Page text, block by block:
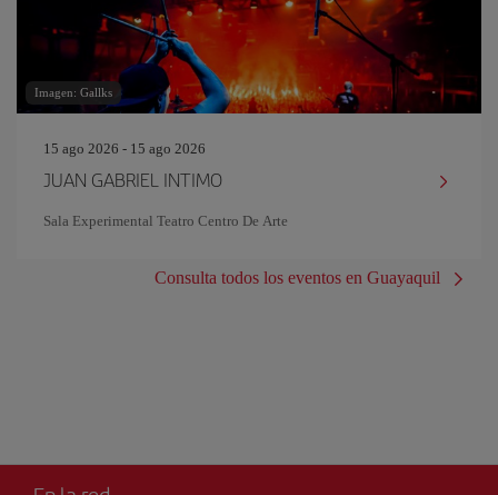
Imagen: Gallks
15 ago 2026 - 15 ago 2026
JUAN GABRIEL INTIMO
Sala Experimental Teatro Centro De Arte
Consulta todos los eventos en Guayaquil